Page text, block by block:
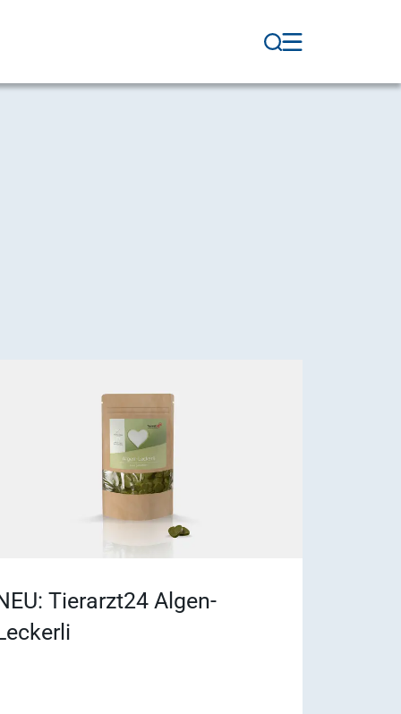
Tierarzt24 Algen-